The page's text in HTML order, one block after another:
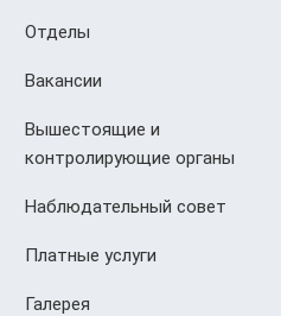
Отделы
Вакансии
Вышестоящие и
контролирующие органы
Наблюдательный совет
Платные услуги
Галерея